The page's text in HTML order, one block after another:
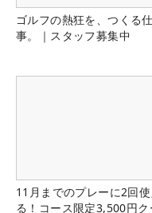
ゴルフの熱狂を、つくる仕
事。｜スタッフ募集中
11月までのプレーに2回使
る！コース限定3,500円ク